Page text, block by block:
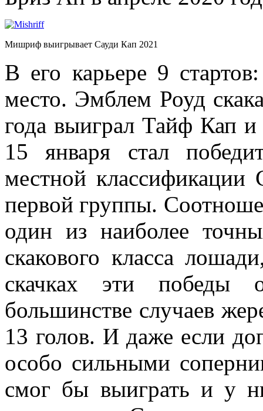
Мишриф выигрывает Сауди Кап 2021
В его карьере 9
место. Эмблем Роуд
года выиграл Тайф Кап
15 января стал
местной классификации
первой группы.
один из наиболее
скакового класса
скачках эти победы
большинстве случаев
13 голов. И даже если
особо сильными
смог бы выиграть и у